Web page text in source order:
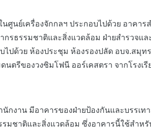
เครื่องจักกลฯ ประกอบไปด้วย อาคารส
กรธรรมชาติและสิ่งแวดล้อม ฝ่ายสำรวจ
ไปด้วย ห้องประชุม ห้องรองปลัด อบจ.สมุ
นตรีของวงซิมโฟนี ออร์เคสตรา จากโรงเ
น มีอาคารของฝ่ายป้องกันและบรรเทาส
มชาติและสิ่งแวดล้อม ซึ่งอาคารนี้ใช้สำห